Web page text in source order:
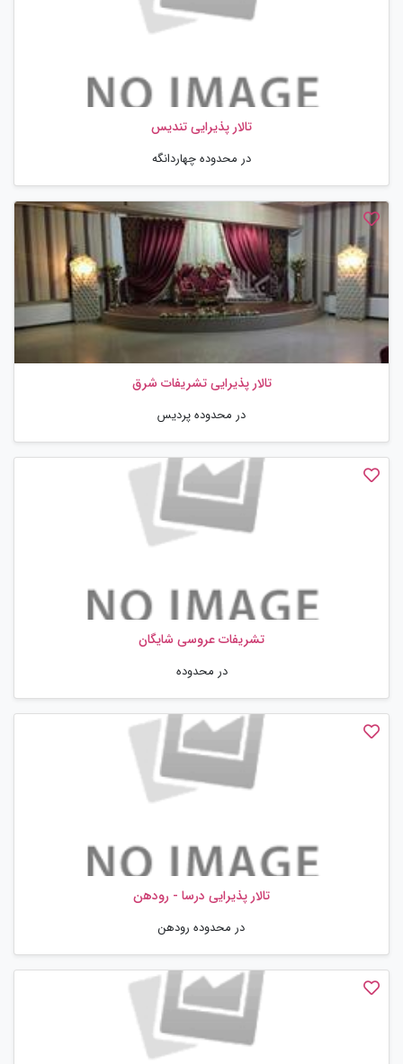
تالار پذیرایی تندیس
در محدوده چهاردانگه
تالار پذیرایی تشریفات شرق
در محدوده پردیس
تشریفات عروسی شایگان
در محدوده
تالار پذیرایی درسا - رودهن
در محدوده رودهن